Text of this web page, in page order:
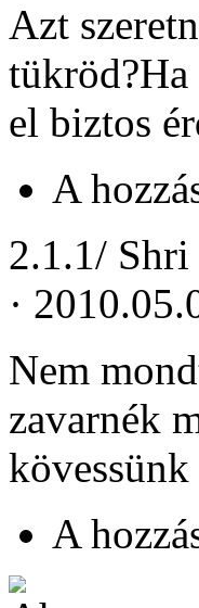
Azt
tükröd?Ha
el biztos
A
2.1.1/
·
Nem
zavarnék
A